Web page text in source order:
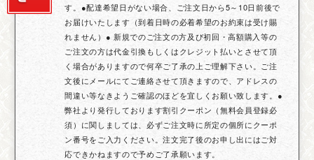
す。●配達希望日がない場合、ご注文日から5～10日前後で
お届けいたします（到着日時の必着希望のお約束は受け賜
れません）● 新規でのご注文の方及び初回・高額購入等の
ご注文の方は代金引換もしくはクレジット払いとさせて頂
く場合がありますので何卒ご了承の上ご理解下さい。ご注
文後にメールにてご連絡させて頂きますので、アドレスの
間違い等なきようご確認のほどを宜しくお願い致します。●
弊社より発行しております割引クーポン（無料会員登録必
須）に関しましては、必ずご注文時に所定の個所にクーポ
ン番号をご入力ください。注文完了後のお申し出にはご対
応できかねますので予めご了承願います。